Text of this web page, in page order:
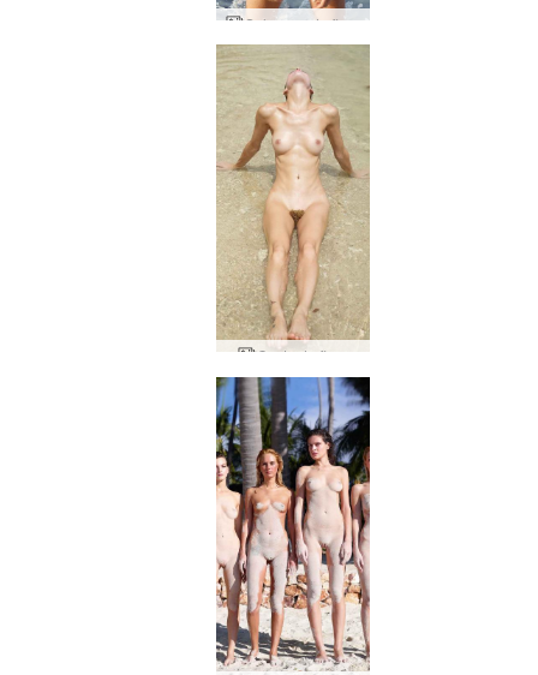
Sol e mar da flora
Costa da flora